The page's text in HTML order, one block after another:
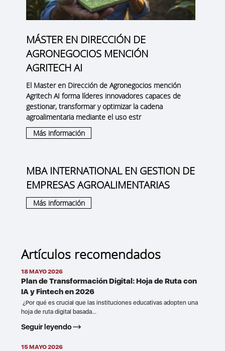
MÁSTER EN DIRECCIÓN DE
AGRONEGOCIOS MENCIÓN
AGRITECH AI
El Master en Dirección de Agronegocios mención
Agritech AI forma líderes innovadores capaces de
gestionar, transformar y optimizar la cadena
agroalimentaria mediante el uso estr
Más información
MBA INTERNATIONAL EN GESTION DE
EMPRESAS AGROALIMENTARIAS
Más información
Artículos recomendados
18 MAYO 2026
Plan de Transformación Digital: Hoja de Ruta con
IA y Fintech en 2026
¿Por qué es crucial que las instituciones educativas adopten una
hoja de ruta digital basada...
Seguir leyendo
15 MAYO 2026